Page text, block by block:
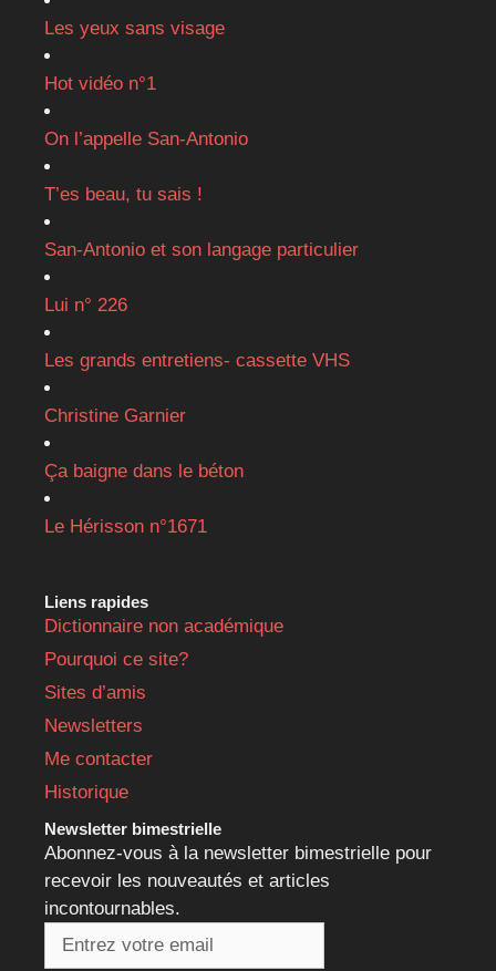
Les yeux sans visage
Hot vidéo n°1
On l’appelle San-Antonio
T’es beau, tu sais !
San-Antonio et son langage particulier
Lui n° 226
Les grands entretiens- cassette VHS
Christine Garnier
Ça baigne dans le béton
Le Hérisson n°1671
Liens rapides
Dictionnaire non académique
Pourquoi ce site?
Sites d’amis
Newsletters
Me contacter
Historique
Newsletter bimestrielle
Abonnez-vous à la newsletter bimestrielle pour
recevoir les nouveautés et articles
incontournables.